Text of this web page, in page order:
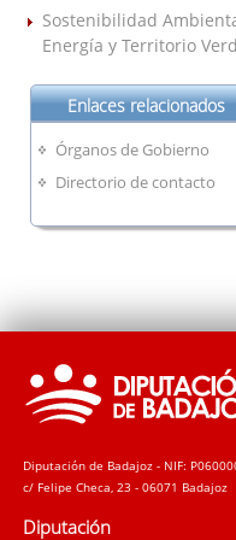
Sostenibilidad
Energía y Territorio
Enlaces relacionados
Órganos de Gobierno
Directorio de contacto
Diputación de Badajoz - NIF:
c/ Felipe Checa, 23 - 06071 Badajoz
Diputación